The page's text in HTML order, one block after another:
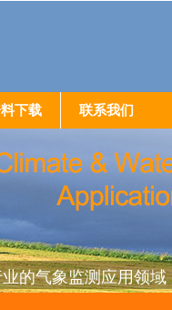
下载 联系我们
的气象监测应用领域